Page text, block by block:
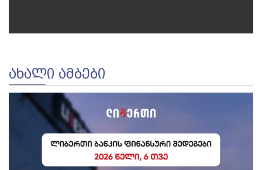
ᲐᲮᲐᲚᲘ ᲐᲛᲑᲔᲑᲘ